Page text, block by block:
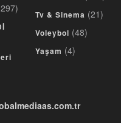
Tv & Sinema (21)
Voleybol (48)
Yaşam (4)